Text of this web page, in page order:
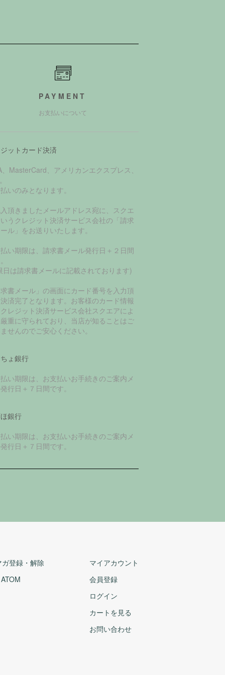
PAYMENT
お支払いについて
ットカード決済
、MasterCard、アメリカンエクスプレス、
いのみとなります。
頂きましたメールアドレス宛に、スクエ
うクレジット決済サービス会社の「請求
ル」をお送りいたします。
い期限は、請求書メール発行日＋２日間
日は請求書メールに記載されております)
書メール」の画面にカード番号を入力頂
済完了となります。お客様のカード情報
レジット決済サービス会社スクエアによ
重に守られており、当店が知ることはご
せんのでご安心ください。
ょ銀行
い期限は、お支払いお手続きのご案内メ
行日＋７日間です。
銀行
い期限は、お支払いお手続きのご案内メ
行日＋７日間です。
登録・解除
ATOM
マイアカウント
会員登録
ログイン
カートを見る
お問い合わせ